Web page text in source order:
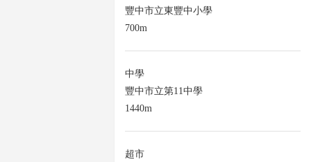
豐中市立東豐中小學
700m
中學
豐中市立第11中學
1440m
超市